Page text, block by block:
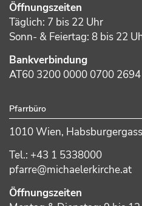
Öffnungszeiten
Täglich: 7 bis 22 Uhr
Sonn- & Feiertag: 8 bis 22
Bankverbindung
AT60 3200 0000 0700 2694
Pfarrbüro
1010 Wien,
Tel.: +43 1 5338000
pfarre@michaelerkirche.at
Öffnungszeiten